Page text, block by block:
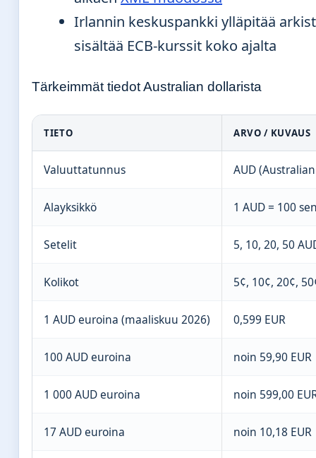
Irlannin keskuspankki ylläpitää
sisältää ECB-kurssit koko ajalta
Tärkeimmät tiedot Australian dollarista
TIETO ARVO / KUVAUS
Valuuttatunnus AUD
Alayksikkö 1 AUD = 100
Setelit 5, 10, 20, 50
Kolikot 5¢, 10¢, 20¢,
1 AUD euroina (maaliskuu 2026) 0,599 EUR
100 AUD euroina noin 59,90 EUR
1 000 AUD euroina noin 599,00
17 AUD euroina noin 10,18 EUR